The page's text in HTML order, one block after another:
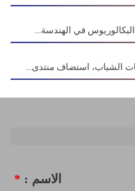
في الهندسة...
الشباب، استضاف منتدى...
الاسم : *